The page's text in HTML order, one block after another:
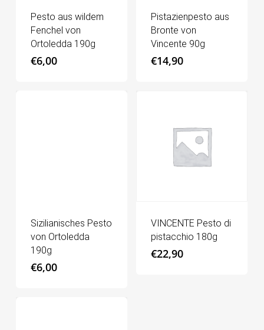
Pesto aus wildem
Fenchel von
Ortoledda 190g
€6,00
Pistazienpesto aus
Bronte von
Vincente 90g
€14,90
Sizilianisches Pesto
von Ortoledda
190g
€6,00
VINCENTE Pesto di
pistacchio 180g
€22,90